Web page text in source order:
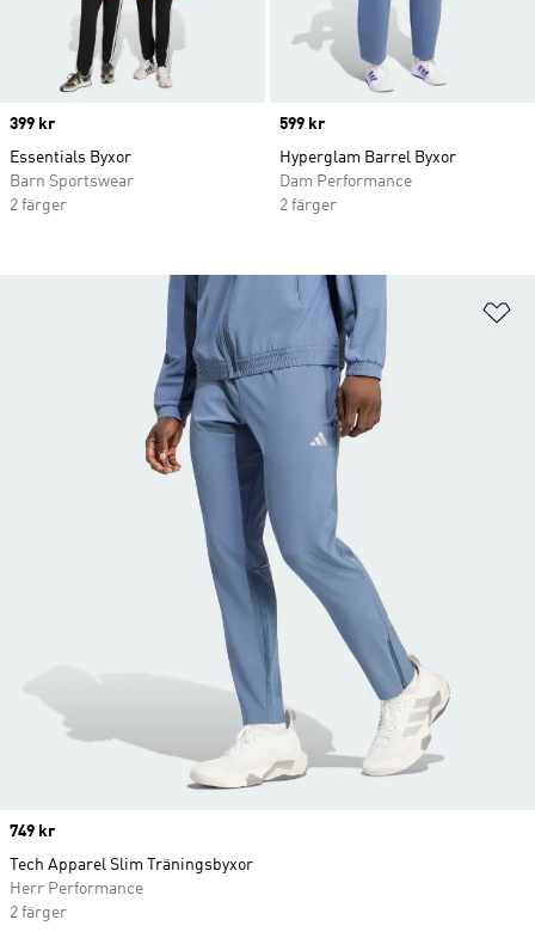
Price
399 kr
Essentials Byxor
Barn Sportswear
2 färger
Price
599 kr
Hyperglam Barrel Byxor
Dam Performance
2 färger
Price
749 kr
Tech Apparel Slim Träningsbyxor
Herr Performance
2 färger